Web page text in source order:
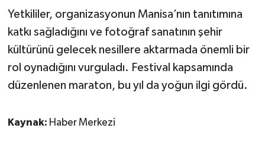
Yetkililer, organizasyonun Manisa’nın tanıtımına
katkı sağladığını ve fotoğraf sanatının şehir
kültürünü gelecek nesillere aktarmada önemli bir
rol oynadığını vurguladı. Festival kapsamında
düzenlenen maraton, bu yıl da yoğun ilgi gördü.
Kaynak: Haber Merkezi